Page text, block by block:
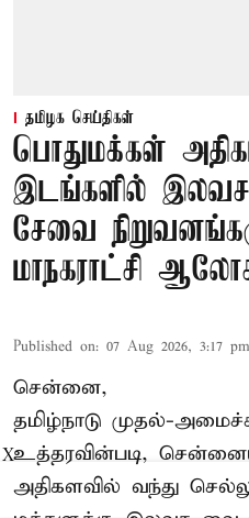
தமிழக செய்திகள்
பொதுமக்கள்
இடங்களில்
சேவை
மாநகராட்சி
Published on: 07 Aug 2026, 3:17 pm
சென்னை,
தமிழ்நாடு முதல்-
உத்தரவின்படி,
அதிகளவில் வந்து
X